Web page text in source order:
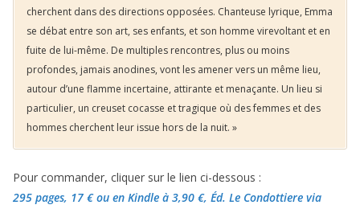
cherchent dans des directions opposées. Chanteuse lyrique, Emma
se débat entre son art, ses enfants, et son homme virevoltant et en
fuite de lui-même. De multiples rencontres, plus ou moins
profondes, jamais anodines, vont les amener vers un même lieu,
autour d’une flamme incertaine, attirante et menaçante. Un lieu si
particulier, un creuset cocasse et tragique où des femmes et des
hommes cherchent leur issue hors de la nuit. »
Pour commander, cliquer sur le lien ci-dessous :
295 pages, 17 €ou en Kindle à 3,90 €, Éd. Le Condottiere via